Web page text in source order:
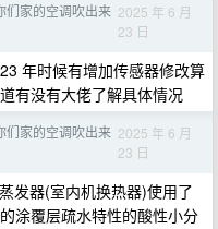
们家的空调吹出来 2025 年 6 月
23 日
年时候有增加传感器修改算
有没有大佬了解具体情况
们家的空调吹出来 2025 年 6 月
23 日
发器(室内机换热器)使用了
涂覆层疏水特性的酸性小分